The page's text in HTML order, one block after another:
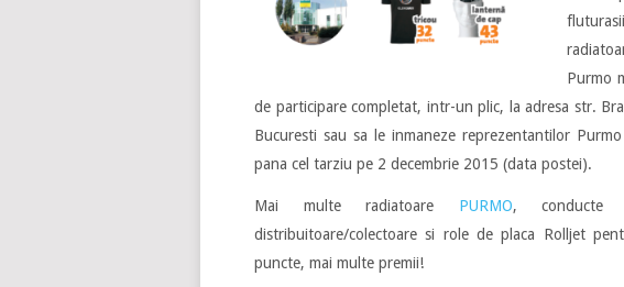
Purmo
de participare completat, intr-un plic, la adresa str.
Bucuresti sau sa le inmaneze reprezentantilor
pana cel tarziu pe 2 decembrie 2015 (data postei).
Mai multe radiatoare PURMO, conducte
distribuitoare/colectoare si role de placa Rolljet
puncte, mai multe premii!